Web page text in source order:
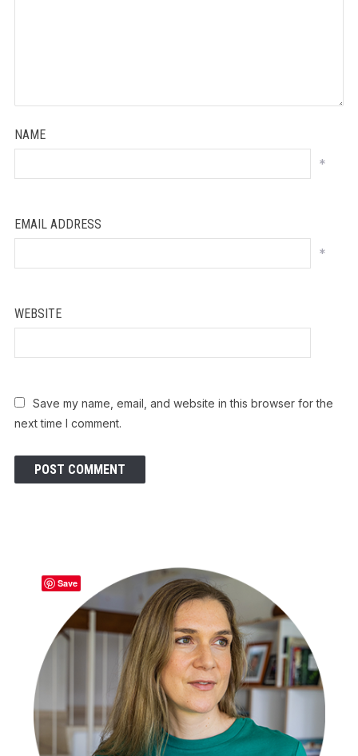
NAME
*
EMAIL ADDRESS
*
WEBSITE
Save my name, email, and website in this browser for the
next time I comment.
Save